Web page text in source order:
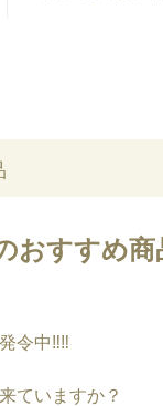
おすすめ商
令中‼️‼️
ていますか？